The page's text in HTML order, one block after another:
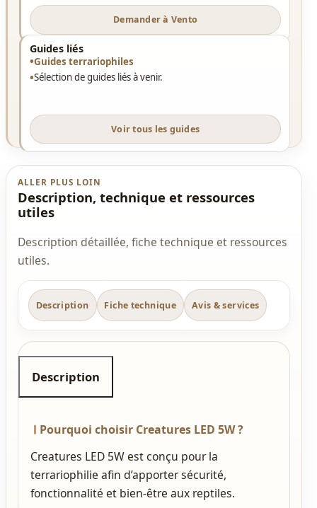
Demander à Vento
Guides liés
Guides terrariophiles
Sélection de guides liés à venir.
Voir tous les guides
ALLER PLUS LOIN
Description, technique et ressources
utiles
Description détaillée, fiche technique et ressources
utiles.
Description Fiche technique Avis & services
Description
Pourquoi choisir Creatures LED 5W ?
Creatures LED 5W est conçu pour la
terrariophilie afin d’apporter sécurité,
fonctionnalité et bien‑être aux reptiles.